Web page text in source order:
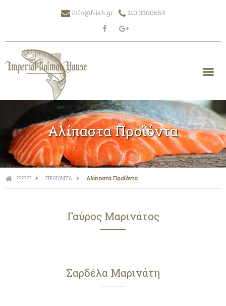
info@f-ish.gr 210 3300654
Αλίπαστα Προΐόντα
?????? ΠΡΟΙΟΝΤΑ Αλίπαστα Προΐόντα
Γαύρος Μαρινάτος
Σαρδέλα Μαρινάτη